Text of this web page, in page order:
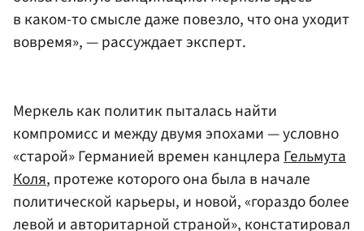
в каком-то смысле даже повезло, что она уходит
вовремя», — рассуждает эксперт.
Меркель как политик пыталась найти
компромисс и между двумя эпохами — условно
«старой» Германией времен канцлераГельмута
Коля, протеже которого она была в начале
политической карьеры, и новой, «гораздо более
левой и авторитарной страной», констатировал